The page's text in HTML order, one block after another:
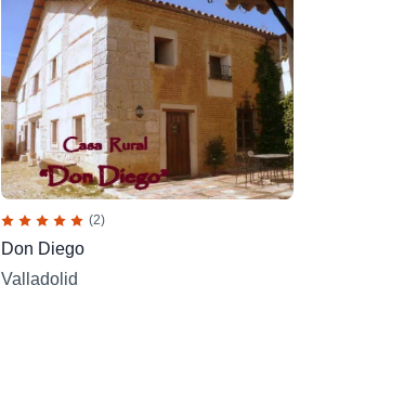
(2)
Don Diego
Valladolid